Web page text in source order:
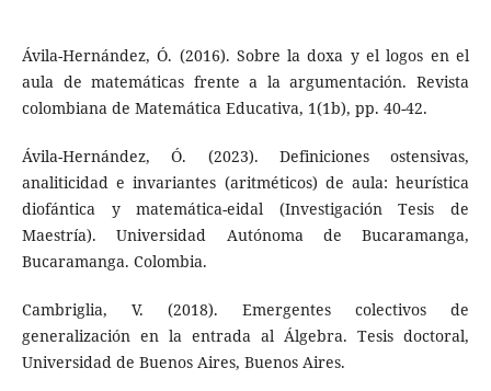
Ávila-Hernández, Ó. (2016). Sobre la doxa y el logos en el
aula de matemáticas frente a la argumentación. Revista
colombiana de Matemática Educativa, 1(1b), pp. 40-42.
Ávila-Hernández, Ó. (2023). Definiciones ostensivas,
analiticidad e invariantes (aritméticos) de aula: heurística
diofántica y matemática-eidal (Investigación Tesis de
Maestría). Universidad Autónoma de Bucaramanga,
Bucaramanga. Colombia.
Cambriglia, V. (2018). Emergentes colectivos de
generalización en la entrada al Álgebra. Tesis doctoral,
Universidad de Buenos Aires, Buenos Aires.